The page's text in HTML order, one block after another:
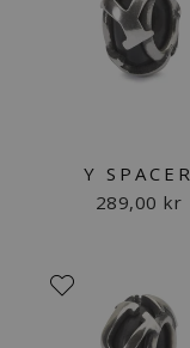
Y SPACER
289,00 kr